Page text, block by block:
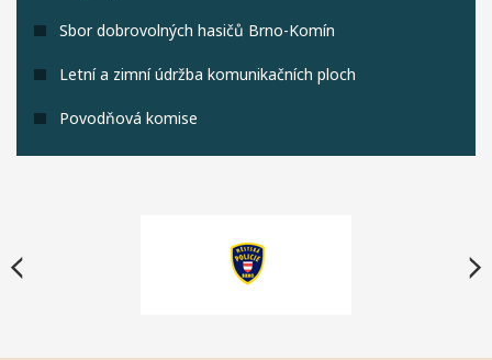
Sbor dobrovolných hasičů Brno-Komín
Letní a zimní údržba komunikačních ploch
Povodňová komise